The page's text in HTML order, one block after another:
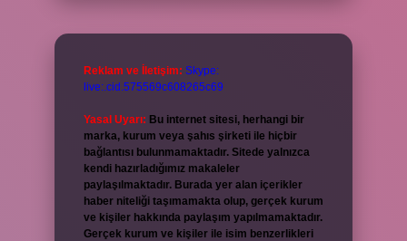
Reklam ve İletişim: Skype:
live:.cid.575569c608265c69
Yasal Uyarı: Bu internet sitesi, herhangi bir
marka, kurum veya şahıs şirketi ile hiçbir
bağlantısı bulunmamaktadır. Sitede yalnızca
kendi hazırladığımız makaleler
paylaşılmaktadır. Burada yer alan içerikler
haber niteliği taşımamakta olup, gerçek kurum
ve kişiler hakkında paylaşım yapılmamaktadır.
Gerçek kurum ve kişiler ile isim benzerlikleri